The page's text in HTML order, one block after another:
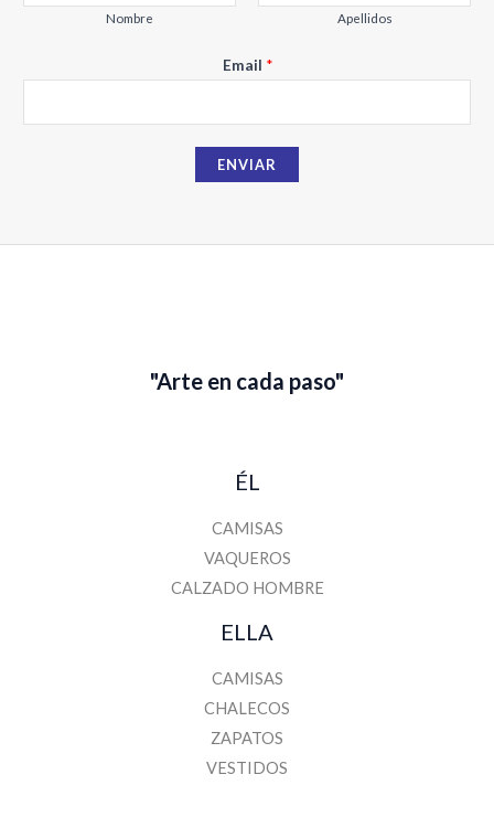
N
m
b
r
Nombre Apellidos
Email *
ENVIAR
"Arte en cada paso"
ÉL
CAMISAS
VAQUEROS
CALZADO HOMBRE
ELLA
CAMISAS
CHALECOS
ZAPATOS
VESTIDOS